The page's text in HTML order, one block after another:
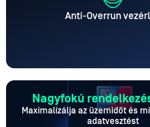
Anti-Overrun
Nagyfokú
Maximalizálja az üzemidőtés
adatvesztést